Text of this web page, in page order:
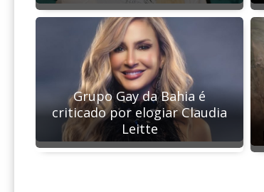
Grupo Gay da Bahia é
criticado por elogiar Claudia
Leitte